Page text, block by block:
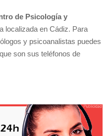
de Psicología y
localizada en Cádiz. Para
y psicoanalistas puedes
son sus teléfonos de